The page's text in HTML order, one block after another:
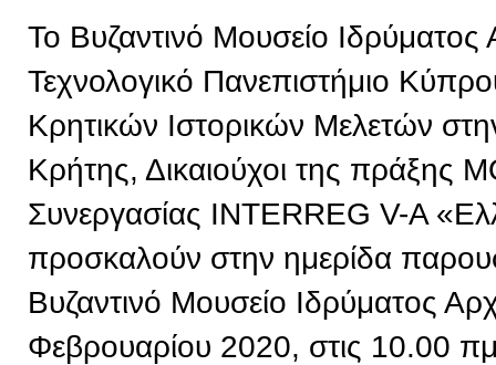
Το Βυζαντινό Μουσείο
Τεχνολογικό Πανεπιστήμιο
Κρητικών Ιστορικών Μελετών
Κρήτης, Δικαιούχοι της πράξης
Συνεργασίας INTERREG V-A
προσκαλούν στην ημερίδα
Βυζαντινό Μουσείο Ιδρύματος
Φεβρουαρίου 2020, στις 10.00